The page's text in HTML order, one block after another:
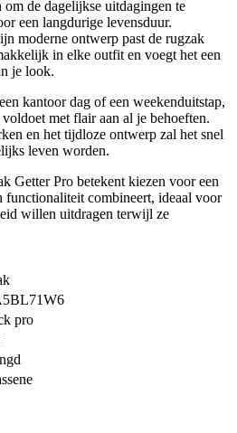
de dagelijkse uitdagingen te
een langdurige levensduur.
moderne ontwerp past de rugzak
in elke outfit en voegt het een
je look.
kantoor dag of een weekenduitstap,
met flair aan al je behoeften.
en het tijdloze ontwerp zal het snel
leven worden.
Getter Pro betekent kiezen voor een
functionaliteit combineert, ideaal voor
willen uitdragen terwijl ze
pro